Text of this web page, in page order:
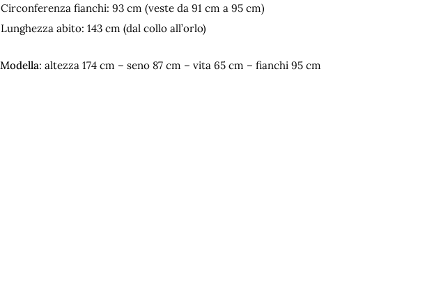
Circonferenza fianchi: 93 cm (veste da 91 cm a 95 cm)
Lunghezza abito: 143 cm (dal collo all’orlo)
Modella: altezza 174 cm – seno 87 cm – vita 65 cm – fianchi 95 cm